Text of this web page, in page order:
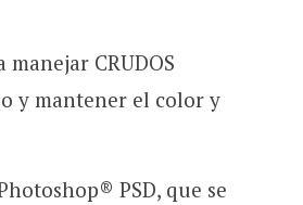
CRUDOS
y mantener el color y
PSD, que se